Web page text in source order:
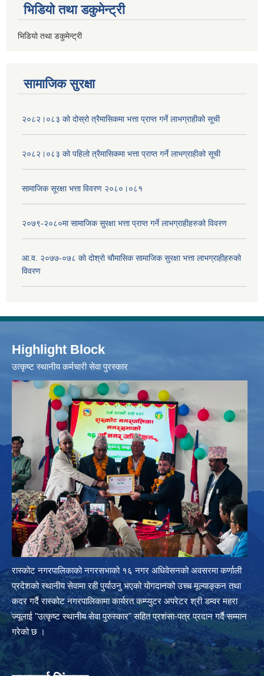
भिडियो तथा डकुमेन्ट्री
भिडियो तथा डकुमेन्ट्री
सामाजिक सुरक्षा
२०८२।०८३ को दोस्रो त्रैमासिकमा भत्ता प्राप्‍त गर्ने लाभग्राहीको सूची
२०८२।०८३ को पहिलो त्रैमासिकमा भत्ता प्राप्‍त गर्ने लाभग्राहीको सूची
सामाजिक सूरक्षा भत्ता विवरण २०८०।०८१
२०७९-२०८०मा सामाजिक सुरक्षा भत्ता प्राप्त गर्ने लाभग्राहीहरुको विवरण
आ.व. २०७७-०७८ को दोश्रो चौमासिक सामाजिक सुरक्षा भत्ता लाभग्राहीहरुको
विवरण
Highlight Block
उत्‍कृष्ट स्थानीय कर्मचारी सेवा पुरस्कार
रास्कोट नगरपालिकाको नगरसभाको १६ नगर अधिवेसनको अवसरमा कर्णाली
प्रदेशको स्थानीय सेवामा रही पुर्याउनु भएको योगदानको उच्च मूल्याङ्कन तथा
कदर गर्दै रास्कोट नगरपालिकामा कार्यरत कम्प्युटर अपरेटर श्री डम्वर महरा
ज्यूलाई "उत्कृष्ट स्थानीय सेवा पुरुस्कार" सहित प्रशंसा-पत्र प्रदान गर्दै सम्मान
गरेको छ ।